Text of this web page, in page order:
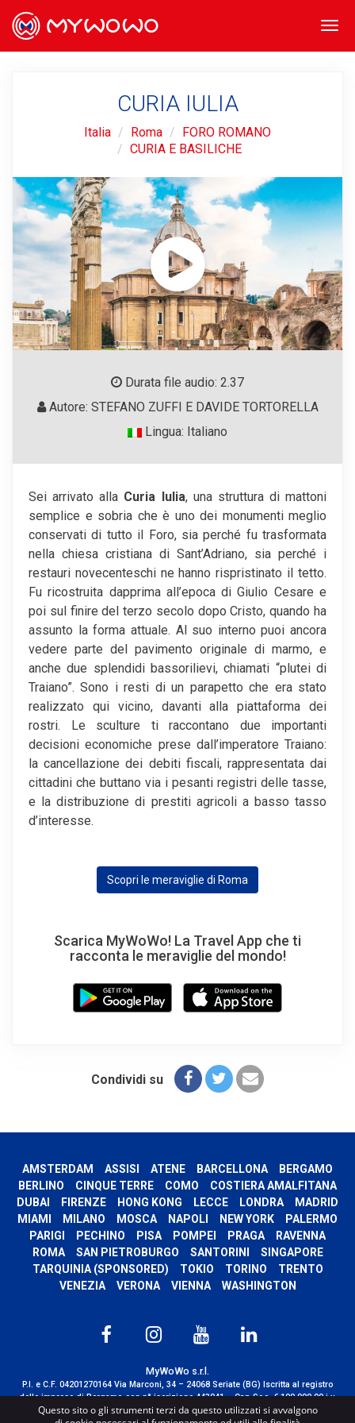
CURIA IULIA
Italia Roma
FORO ROMANO
CURIA E BASILICHE
Durata file audio: 2.37
Autore: STEFANO ZUFFI E DAVIDE TORTORELLA
Lingua: Italiano
Sei arrivato alla Curia Iulia, una struttura di mattoni
semplice e sobria che è uno dei monumenti meglio
conservati di tutto il Foro, sia perché fu trasformata
nella chiesa cristiana di Sant’Adriano, sia perché i
restauri novecenteschi ne hanno rispristinato il tetto.
Fu ricostruita dapprima all’epoca di Giulio Cesare e
poi sul finire del terzo secolo dopo Cristo, quando ha
assunto la forma attuale. Al suo interno puoi ancora
vedere parte del pavimento originale di marmo, e
anche due splendidi bassorilievi, chiamati “plutei di
Traiano”. Sono i resti di un parapetto che era stato
realizzato qui vicino, davanti alla piattaforma dei
rostri. Le sculture ti raccontano due importanti
decisioni economiche prese dall’imperatore Traiano:
la cancellazione dei debiti fiscali, rappresentata dai
cittadini che buttano via i pesanti registri delle tasse,
e la distribuzione di prestiti agricoli a basso tasso
d’interesse.
Scopri le meraviglie di Roma
Scarica MyWoWo! La Travel App che ti
racconta le meraviglie del mondo!
Condividi su
AMSTERDAM ASSISI ATENE BARCELLONA
BERGAMO
BERLINO
CINQUE TERRE COMO
COSTIERA AMALFITANA
DUBAI
FIRENZE HONG KONG LECCE LONDRA
MADRID
MIAMI
MILANO MOSCA NAPOLI NEW YORK
PALERMO
PARIGI
PECHINO PISA POMPEI PRAGA
RAVENNA
ROMA
SAN PIETROBURGO SANTORINI
SINGAPORE
TARQUINIA (SPONSORED)
TOKIO TORINO
TRENTO
VENEZIA
VERONA VIENNA WASHINGTON
MyWoWo s.r.l.
P.I. e C.F. 04201270164 Via Marconi, 34 – 24068 Seriate (BG) Iscritta al registro
delle imprese di Bergamo con n° iscrizione 443941 – Cap.Soc. € 100.000,00 i.v.
TERMS AND CONDITIONS-CREDITS
Questo sito o gli strumenti terzi da questo utilizzati si avvalgono